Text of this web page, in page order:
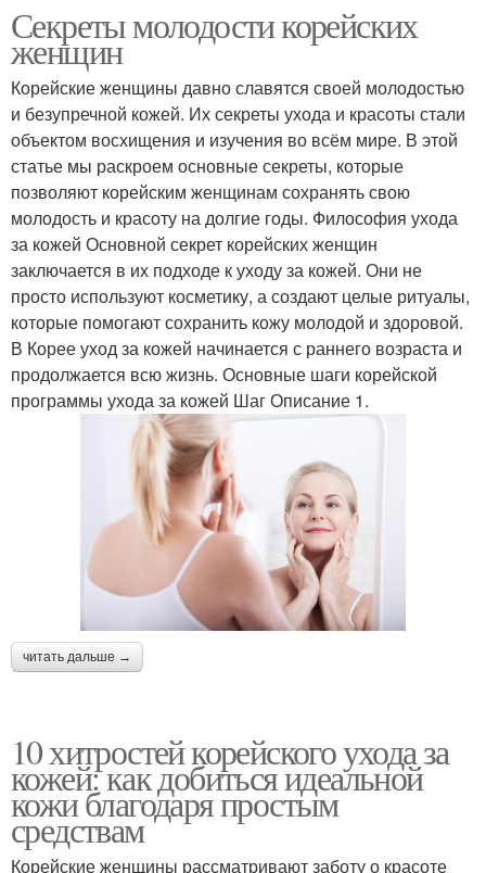
Секреты молодости корейских
женщин
Корейские женщины давно славятся своей молодостью
и безупречной кожей. Их секреты ухода и красоты стали
объектом восхищения и изучения во всём мире. В этой
статье мы раскроем основные секреты, которые
позволяют корейским женщинам сохранять свою
молодость и красоту на долгие годы. Философия ухода
за кожей Основной секрет корейских женщин
заключается в их подходе к уходу за кожей. Они не
просто используют косметику, а создают целые ритуалы,
которые помогают сохранить кожу молодой и здоровой.
В Корее уход за кожей начинается с раннего возраста и
продолжается всю жизнь. Основные шаги корейской
программы ухода за кожей Шаг Описание 1.
читать дальше →
10 хитростей корейского ухода за
кожей: как добиться идеальной
кожи благодаря простым
средствам
Корейские женщины рассматривают заботу о красоте